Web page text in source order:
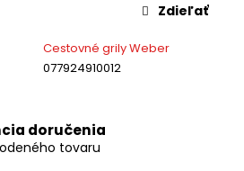
Cestovné grily Weber
077924910012
Zdieľať
doručenia
tovaru